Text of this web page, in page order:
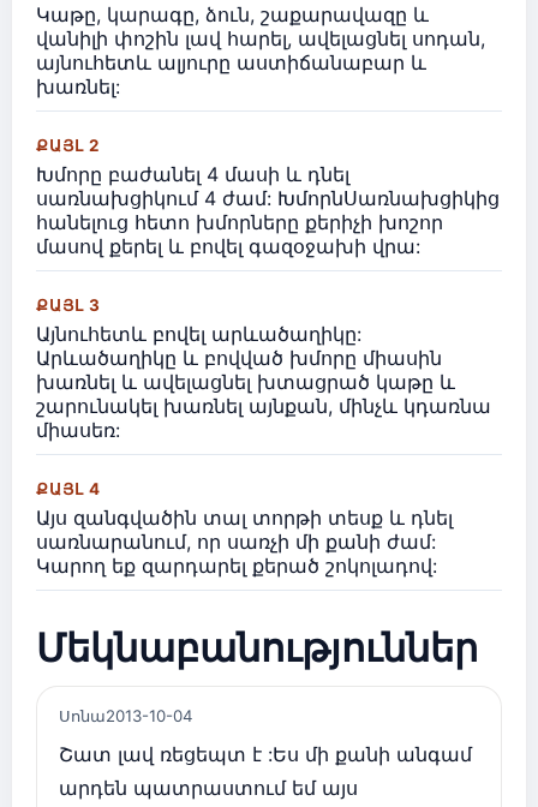
Կաթը, կարագը, ձուն, շաքարավազը և
վանիլի փոշին լավ հարել, ավելացնել սոդան,
այնուհետև ալյուրը աստիճանաբար և
խառնել:
ՔԱՅԼ 2
Խմորը բաժանել 4 մասի և դնել
սառնախցիկում 4 ժամ: ԽմորնՍառնախցիկից
հանելուց հետո խմորները քերիչի խոշոր
մասով քերել և բովել գազօջախի վրա:
ՔԱՅԼ 3
Այնուհետև բովել արևածաղիկը:
Արևածաղիկը և բովված խմորը միասին
խառնել և ավելացնել խտացրած կաթը և
շարունակել խառնել այնքան, մինչև կդառնա
միասեռ:
ՔԱՅԼ 4
Այս զանգվածին տալ տորթի տեսք և դնել
սառնարանում, որ սառչի մի քանի ժամ:
Կարող եք զարդարել քերած շոկոլադով:
Մեկնաբանություններ
Սոնա2013-10-04
Շատ լավ ռեցեպտ է :Ես մի քանի անգամ
արդեն պատրաստում եմ այս